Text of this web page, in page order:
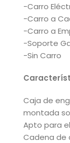
-Carro
-Carro a
-Carro a
-Soporte
-Sin Carro
Caja de
montada
Apto para
Cadena de